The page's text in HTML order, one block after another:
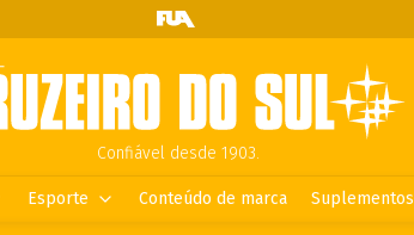
Confiável desde 1903.
Esporte Conteúdo de marca Suplementos